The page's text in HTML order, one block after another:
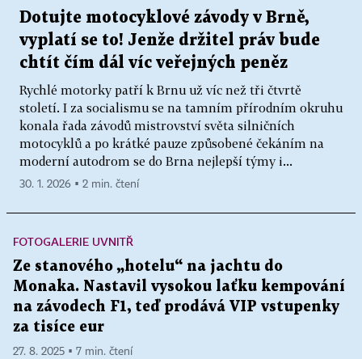
Dotujte motocyklové závody v Brně,
vyplatí se to! Jenže držitel práv bude
chtít čím dál víc veřejných peněz
Rychlé motorky patří k Brnu už víc než tři čtvrtě
století. I za socialismu se na tamním přírodním okruhu
konala řada závodů mistrovství světa silničních
motocyklů a po krátké pauze způsobené čekáním na
moderní autodrom se do Brna nejlepší týmy i...
30. 1. 2026 ▪ 2 min. čtení
FOTOGALERIE UVNITŘ
Ze stanového „hotelu“ na jachtu do
Monaka. Nastavil vysokou laťku kempování
na závodech F1, teď prodává VIP vstupenky
za tisíce eur
27. 8. 2025 ▪ 7 min. čtení